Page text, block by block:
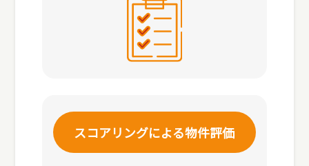
スコアリングによる物件評価